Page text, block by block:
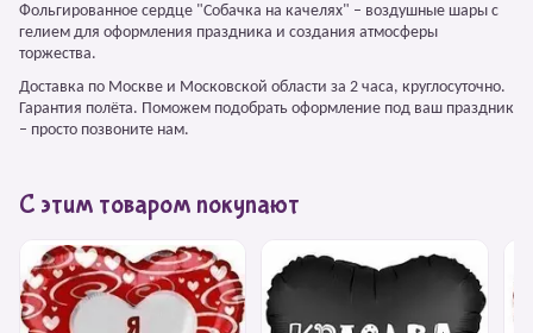
Фольгированное сердце "Собачка на качелях" – воздушные шары с
гелием для оформления праздника и создания атмосферы
торжества.
Доставка по Москве и Московской области за 2 часа, круглосуточно.
Гарантия полёта. Поможем подобрать оформление под ваш праздник
– просто позвоните нам.
С этим товаром покупают